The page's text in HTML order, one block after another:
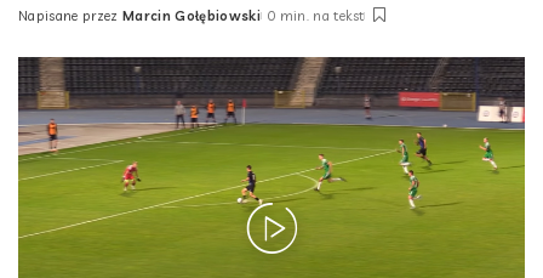
Posted
Napisane przez Marcin Gołębiowski 0 min. na tekst